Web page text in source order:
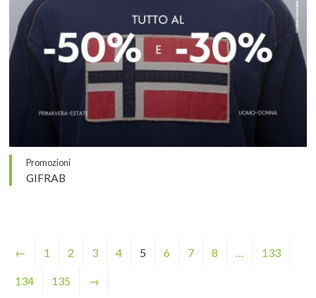
Promozioni
GIFRAB
← 1 2 3 4 5 6 7 8 … 133
134 135 →